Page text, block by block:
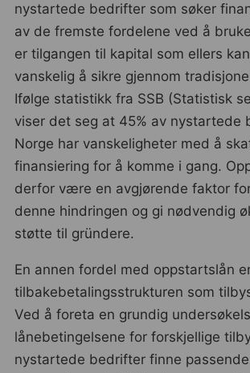
nystartede bedrifter som søker
av de fremste fordelene ved å
er tilgangen til kapital som ellers
vanskelig å sikre gjennom
Ifølge statistikk fra SSB (Statistisk
viser det seg at 45% av nystartede
Norge har vanskeligheter med å
finansiering for å komme i gang.
derfor være en avgjørende faktor
denne hindringen og gi nødvendig
støtte til gründere.
En annen fordel med oppstartslån
tilbakebetalingsstrukturen som
Ved å foreta en grundig
lånebetingelsene for forskjellige
nystartede bedrifter finne